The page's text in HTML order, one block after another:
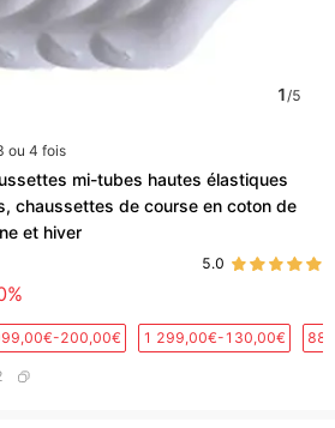
1/5
ou 4 fois
mi-tubes hautes élastiques
chaussettes de course en coton de
et hiver
5.0
200,00€ 1 299,00€-130,00€